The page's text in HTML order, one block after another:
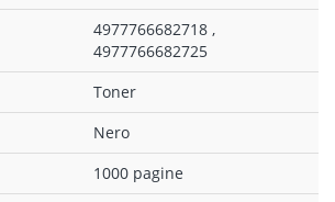
4977766682718 ,
4977766682725
Toner
Nero
1000 pagine